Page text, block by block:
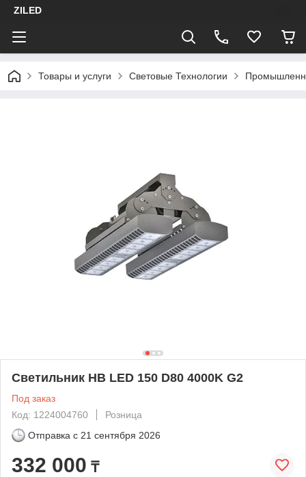
ZILED
Товары и услуги Световые Технологии
Светильник HB LED 150 D80 4000K G2
Под заказ
Код: 1224004760
Розница
Отправка с 21 сентября 2026
332 000 ₸